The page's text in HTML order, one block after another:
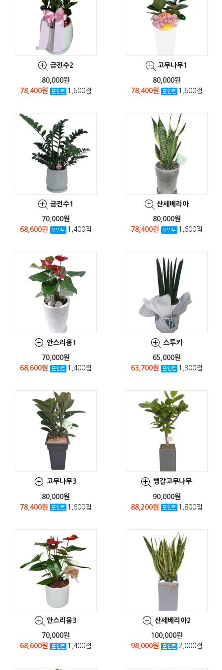
금전수2
80,000원
78,400원
1,600점
고무나무1
80,000원
78,400원
1,600점
금전수1
70,000원
68,600원
1,400점
산세베리아
80,000원
78,400원
1,600점
안스리움1
70,000원
68,600원
1,400점
스투키
65,000원
63,700원
1,300점
고무나무3
80,000원
78,400원
1,600점
뱅갈고무나무
90,000원
88,200원
1,800점
안스리움3
70,000원
68,600원
1,400점
산세베리아2
100,000원
98,000원
2,000점